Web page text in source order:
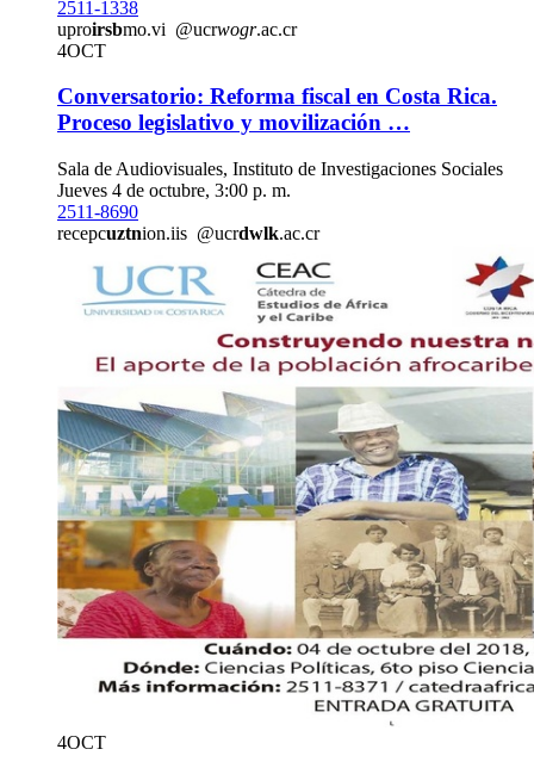
2511-1338
uproirsbmo.vi @ucrwogr.ac.cr
4OCT
Conversatorio: Reforma fiscal en Costa Rica.
Proceso legislativo y movilización …
Sala de Audiovisuales, Instituto de Investigaciones Sociales
Jueves 4 de octubre, 3:00 p. m.
2511-8690
recepcuztnion.iis @ucrdwlk.ac.cr
4OCT